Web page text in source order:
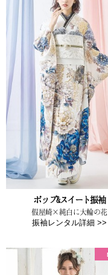
ポップ&スイート振袖
假屋崎×純白に大輪の花
振袖レンタル詳細 >>